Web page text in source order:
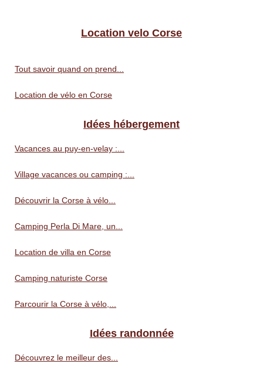
Location velo Corse
Tout savoir quand on prend...
Location de vélo en Corse
Idées hébergement
Vacances au puy-en-velay :...
Village vacances ou camping :...
Découvrir la Corse à vélo...
Camping Perla Di Mare, un...
Location de villa en Corse
Camping naturiste Corse
Parcourir la Corse à vélo,...
Idées randonnée
Découvrez le meilleur des...